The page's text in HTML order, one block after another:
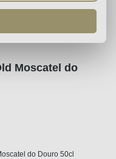
Moscatel do